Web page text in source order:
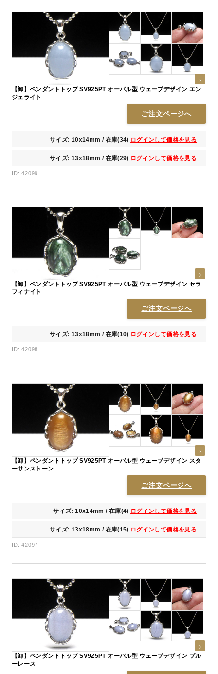
【卸】ペンダントトップ SV925PT オーバル型 ウェーブデザイン エン
ジェライト
ご注文ページへ
サイズ: 10x14mm / 在庫(34) ログインして価格を見る
サイズ: 13x18mm / 在庫(29) ログインして価格を見る
ID: 42099
【卸】ペンダントトップ SV925PT オーバル型 ウェーブデザイン セラ
フィナイト
ご注文ページへ
サイズ: 13x18mm / 在庫(10) ログインして価格を見る
ID: 42098
【卸】ペンダントトップ SV925PT オーバル型 ウェーブデザイン スタ
ーサンストーン
ご注文ページへ
サイズ: 10x14mm / 在庫(4) ログインして価格を見る
サイズ: 13x18mm / 在庫(15) ログインして価格を見る
ID: 42097
【卸】ペンダントトップ SV925PT オーバル型 ウェーブデザイン ブル
ーレース